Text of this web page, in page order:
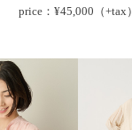
price：¥45,000（+tax）